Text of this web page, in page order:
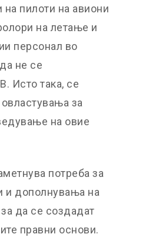
пилоти на авиони
на летање и
персонал во
не се
Исто така, се
за
на овие
потреба за
и дополнувања на
да се создадат
правни основи.